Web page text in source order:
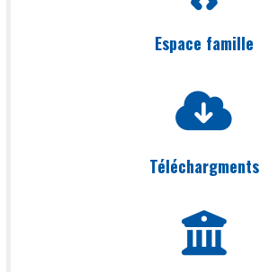
Espace famille
Téléchargments